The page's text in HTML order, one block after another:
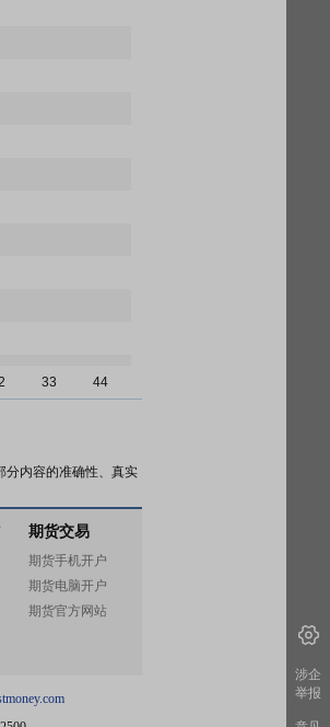
33 44
分内容的准确性、真实
期货交易
期货手机开户
期货电脑开户
期货官方网站
涉企
举报